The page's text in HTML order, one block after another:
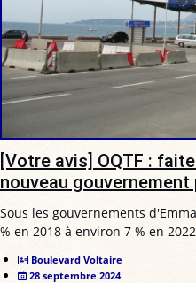
[Votre avis] OQTF :
nouveau gouvernement
Sous les gouvernements
% en 2018 à environ 7 % en
Boulevard Voltaire
28 septembre 2024